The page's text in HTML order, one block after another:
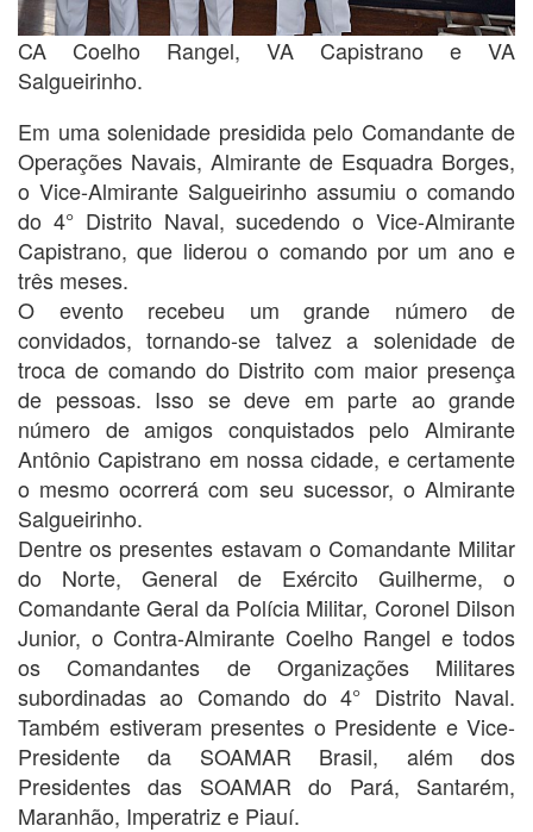
CA Coelho Rangel, VA Capistrano e VA
Salgueirinho.
Em uma solenidade presidida pelo Comandante de
Operações Navais, Almirante de Esquadra Borges,
o Vice-Almirante Salgueirinho assumiu o comando
do 4° Distrito Naval, sucedendo o Vice-Almirante
Capistrano, que liderou o comando por um ano e
três meses.
O evento recebeu um grande número de
convidados, tornando-se talvez a solenidade de
troca de comando do Distrito com maior presença
de pessoas. Isso se deve em parte ao grande
número de amigos conquistados pelo Almirante
Antônio Capistrano em nossa cidade, e certamente
o mesmo ocorrerá com seu sucessor, o Almirante
Salgueirinho.
Dentre os presentes estavam o Comandante Militar
do Norte, General de Exército Guilherme, o
Comandante Geral da Polícia Militar, Coronel Dilson
Junior, o Contra-Almirante Coelho Rangel e todos
os Comandantes de Organizações Militares
subordinadas ao Comando do 4° Distrito Naval.
Também estiveram presentes o Presidente e Vice-
Presidente da SOAMAR Brasil, além dos
Presidentes das SOAMAR do Pará, Santarém,
Maranhão, Imperatriz e Piauí.